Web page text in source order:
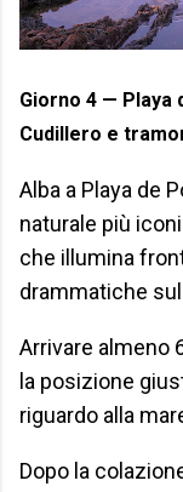
Giorno 4 — Playa
Cudillero e
Alba a Playa de
naturale più
che illumina
drammatiche
Arrivare almeno
la posizione
riguardo alla
Dopo la